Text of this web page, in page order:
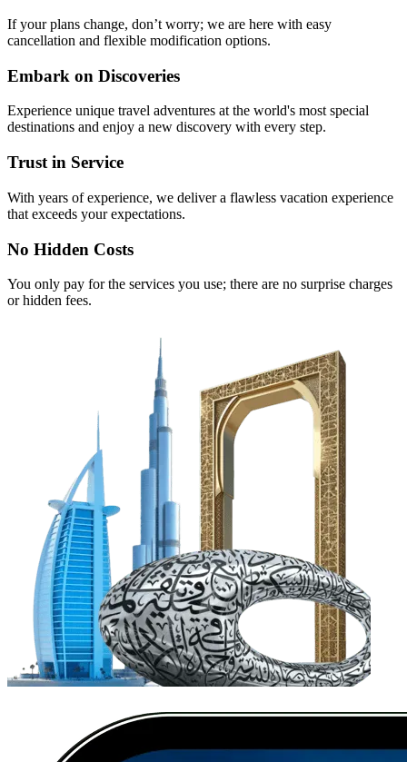
If your plans change, don’t worry; we are here with easy
cancellation and flexible modification options.
Embark on Discoveries
Experience unique travel adventures at the world's most special
destinations and enjoy a new discovery with every step.
Trust in Service
With years of experience, we deliver a flawless vacation experience
that exceeds your expectations.
No Hidden Costs
You only pay for the services you use; there are no surprise charges
or hidden fees.